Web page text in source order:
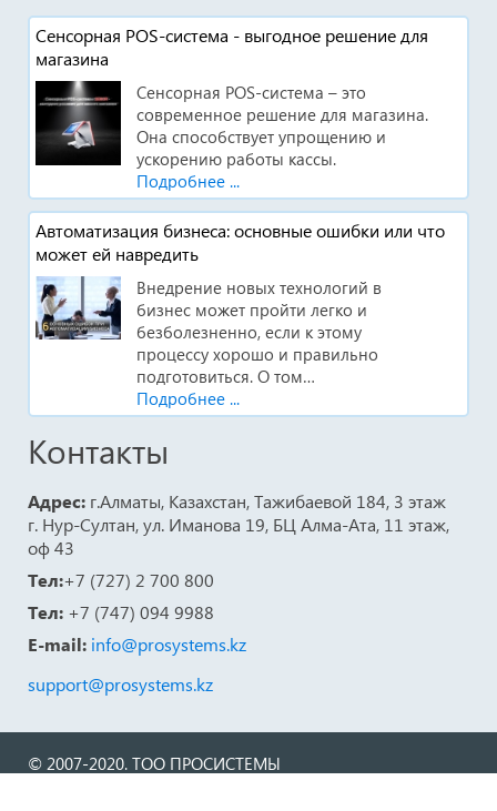
Сенсорная POS-система - выгодное решение для
магазина
Сенсорная POS-система – это
современное решение для магазина.
Она способствует упрощению и
ускорению работы кассы.
Подробнее ...
Автоматизация бизнеса: основные ошибки или что
может ей навредить
Внедрение новых технологий в
бизнес может пройти легко и
безболезненно, если к этому
процессу хорошо и правильно
подготовиться. О том…
Подробнее ...
Контакты
Адрес: г.Алматы, Казахстан, Тажибаевой 184, 3 этаж
г. Нур-Султан, ул. Иманова 19, БЦ Алма-Ата, 11 этаж,
оф 43
Тел:+7 (727) 2 700 800
Тел: +7 (747) 094 9988
E-mail: info@prosystems.kz
support@prosystems.kz
© 2007-2020. ТОО ПРОСИСТЕМЫ